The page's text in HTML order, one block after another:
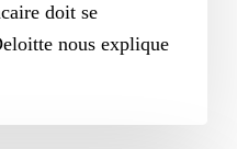
doit se
nous explique